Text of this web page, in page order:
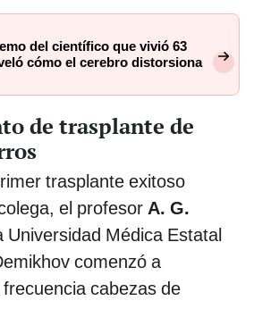
del científico que vivió 63
cómo el cerebro distorsiona
de trasplante de
trasplante exitoso
el profesor A. G.
Universidad Médica Estatal
comenzó a
cabezas de